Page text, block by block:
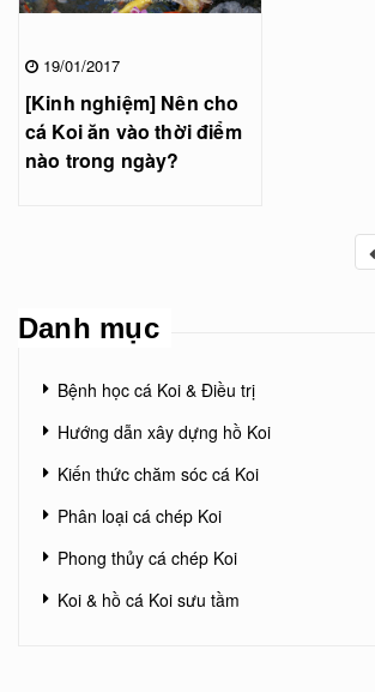
19/01/2017
[Kinh nghiệm] Nên cho
cá Koi ăn vào thời điểm
nào trong ngày?
Danh mục
Bệnh học cá Koi & Điều trị
Hướng dẫn xây dựng hồ Koi
Kiến thức chăm sóc cá Koi
Phân loại cá chép Koi
Phong thủy cá chép Koi
Koi & hồ cá Koi sưu tầm